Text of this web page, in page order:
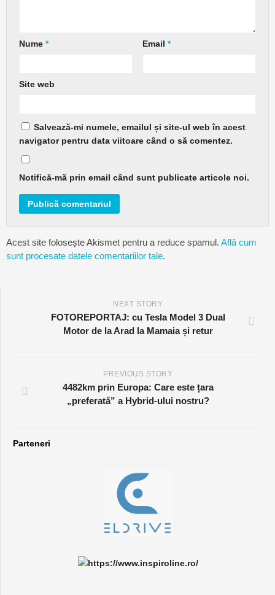
Nume * Email *
Site web
Salvează-mi numele, emailul și site-ul web în acest
navigator pentru data viitoare când o să comentez.
Notifică-mă prin email când sunt publicate articole noi.
Acest site folosește Akismet pentru a reduce spamul. Află cum
sunt procesate datele comentariilor tale.
NEXT STORY
FOTOREPORTAJ: cu Tesla Model 3 Dual
Motor de la Arad la Mamaia și retur
PREVIOUS STORY
4482km prin Europa: Care este țara
„preferată” a Hybrid-ului nostru?
Parteneri